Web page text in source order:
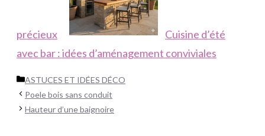
précieux
Cuisine d’été
avec bar : idées d’aménagement conviviales
Catégories
ASTUCES ET IDÉES DÉCO
Poele bois sans conduit
Hauteur d’une baignoire